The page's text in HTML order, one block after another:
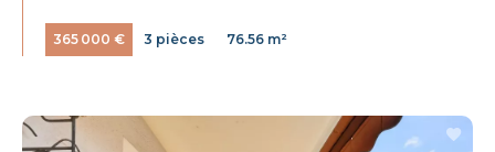
365 000 € 3 pièces 76.56 m²